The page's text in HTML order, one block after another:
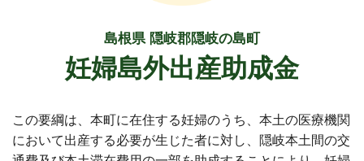
島根県 隠岐郡隠岐の島町
妊婦島外出産助成金
この要綱は、本町に在住する妊婦のうち、本土の医療機関
において出産する必要が生じた者に対し、隠岐本土間の交